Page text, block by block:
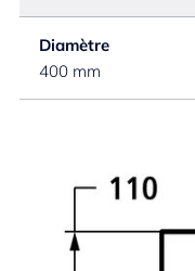
Diamètre
400 mm